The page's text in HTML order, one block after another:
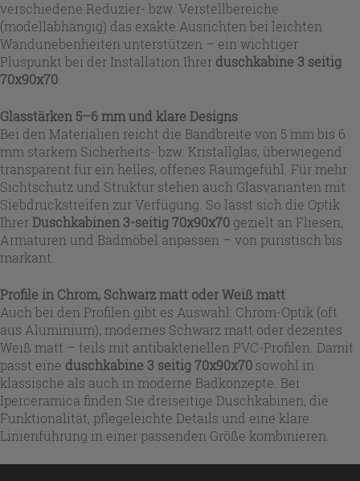
verschiedene Reduzier- bzw. Verstellbereiche
(modellabhängig) das exakte Ausrichten bei leichten
Wandunebenheiten unterstützen – ein wichtiger
Pluspunkt bei der Installation Ihrer duschkabine 3 seitig
70x90x70
Glasstärken 5–6 mm und klare Designs
Bei den Materialien reicht die Bandbreite von 5 mm bis 6
mm starkem Sicherheits- bzw. Kristallglas, überwiegend
transparent für ein helles, offenes Raumgefühl. Für mehr
Sichtschutz und Struktur stehen auch Glasvarianten mit
Siebdruckstreifen zur Verfügung. So lässt sich die Optik
Ihrer Duschkabinen 3-seitig 70x90x70 gezielt an Fliesen,
Armaturen und Badmöbel anpassen – von puristisch bis
markant.
Profile in Chrom, Schwarz matt oder Weiß matt
Auch bei den Profilen gibt es Auswahl: Chrom-Optik (oft
aus Aluminium), modernes Schwarz matt oder dezentes
Weiß matt – teils mit antibakteriellen PVC-Profilen. Damit
passt eine duschkabine 3 seitig 70x90x70 sowohl in
klassische als auch in moderne Badkonzepte. Bei
Iperceramica finden Sie dreiseitige Duschkabinen, die
Funktionalität, pflegeleichte Details und eine klare
Linienführung in einer passenden Größe kombinieren.